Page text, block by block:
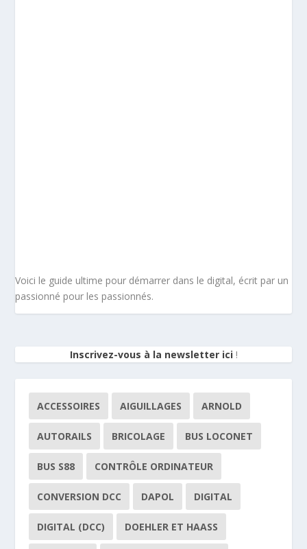
Voici le guide ultime pour démarrer dans le digital, écrit par un
passionné pour les passionnés.
Inscrivez-vous à la newsletter ici!
ACCESSOIRES AIGUILLAGES ARNOLD
AUTORAILS BRICOLAGE BUS LOCONET
BUS S88 CONTRÔLE ORDINATEUR
CONVERSION DCC DAPOL DIGITAL
DIGITAL (DCC) DOEHLER ET HAASS